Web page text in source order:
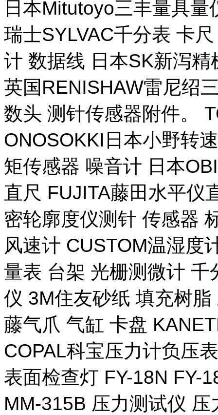
日本Mitutoyo三丰量具
瑞士SYLVAC千分表 卡
计 数据线 日本SK新泻
英国RENISHAW雷尼绍
数头 测针传感器附件。
ONOSOKKI日本小野转
矩传感器 噪音计 日本
直尺 FUJITA藤田水平仪
密轮廓度仪测针 传感器
风速计 CUSTOM温湿度
量表 台架 光栅测微计
仪 3M住友砂纸 填充树
藤气爪 气缸 卡盘
COPAL科宝压力计负压
表面检查灯 FY-18N FY-
MM-315B 压力测试仪